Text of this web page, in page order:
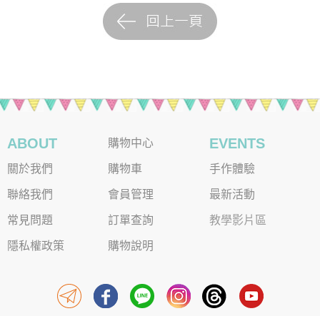
ABOUT
關於我們
聯絡我們
常見問題
隱私權政策
購物中心
購物車
會員管理
訂單查詢
購物說明
EVENTS
手作體驗
最新活動
教學影片區